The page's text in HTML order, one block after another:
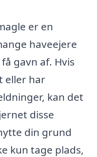
er en
haveejere
gavn af. Hvis
eller har
kan det
disse
din grund
kun tage plads,